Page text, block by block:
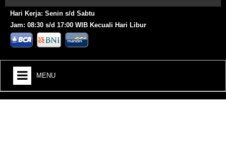
Hari Kerja: Senin s/d Sabtu
Jam: 08:30 s/d 17:00 WIB Kecuali Hari Libur
MENU